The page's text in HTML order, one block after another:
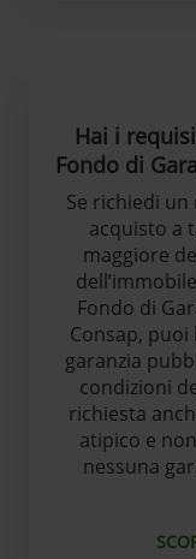
Hai i
Fondo di
Se richiedi
acquisto a
maggiore
Fondo di
Consap,
garanzia
condizioni
richiesta
atipico e
nessuna